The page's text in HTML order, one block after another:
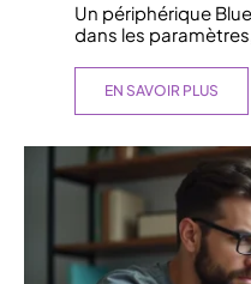
Un périphérique
dans les
EN SAVOIR PLUS